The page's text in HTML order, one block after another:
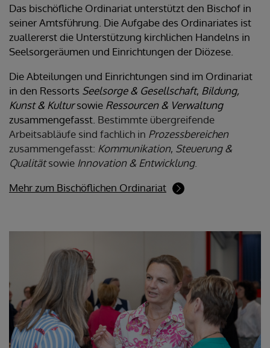
Das bischöfliche Ordinariat unterstützt den Bischof in
seiner Amtsführung. Die Aufgabe des Ordinariates ist
zuallererst die Unterstützung kirchlichen Handelns in
Seelsorgeräumen und Einrichtungen der Diözese.
Die Abteilungen und Einrichtungen sind im Ordinariat
in den Ressorts Seelsorge & Gesellschaft, Bildung,
Kunst & Kultursowie Ressourcen & Verwaltung
zusammengefasst. Bestimmte übergreifende
Arbeitsabläufe sind fachlich in Prozessbereichen
zusammengefasst: Kommunikation, Steuerung &
Qualitätsowie Innovation & Entwicklung.
Mehr zum Bischöflichen Ordinariat